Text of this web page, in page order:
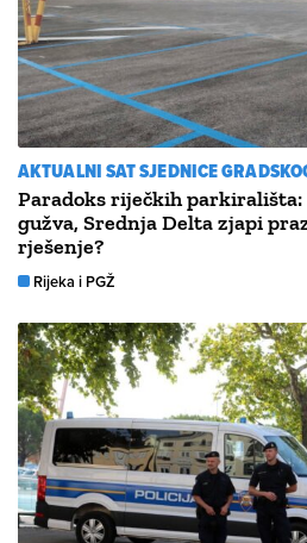
AKTUALNI SAT SJEDNICE
Paradoks riječkih
gužva, Srednja Delta zjapi
rješenje?
Rijeka i PGŽ